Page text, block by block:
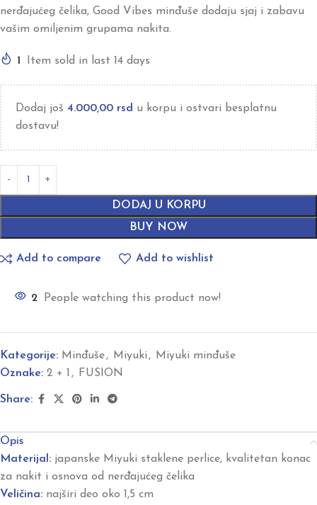
nerđajućeg čelika, Good Vibes minđuše dodaju sjaj i zabavu
vašim omiljenim grupama nakita.
1 Item sold in last 14 days
Dodaj još 4.000,00 rsd u korpu i ostvari besplatnu
dostavu!
DODAJ U KORPU
BUY NOW
Add to compare Add to wishlist
2 People watching this product now!
Kategorije: Minđuše, Miyuki , Miyuki minđuše
Oznake: 2 + 1 , FUSION
Share:
Opis
Materijal: japanske Miyuki staklene perlice, kvalitetan konac
za nakit i osnova od nerđajućeg čelika
Veličina: najširi deo oko 1,5 cm